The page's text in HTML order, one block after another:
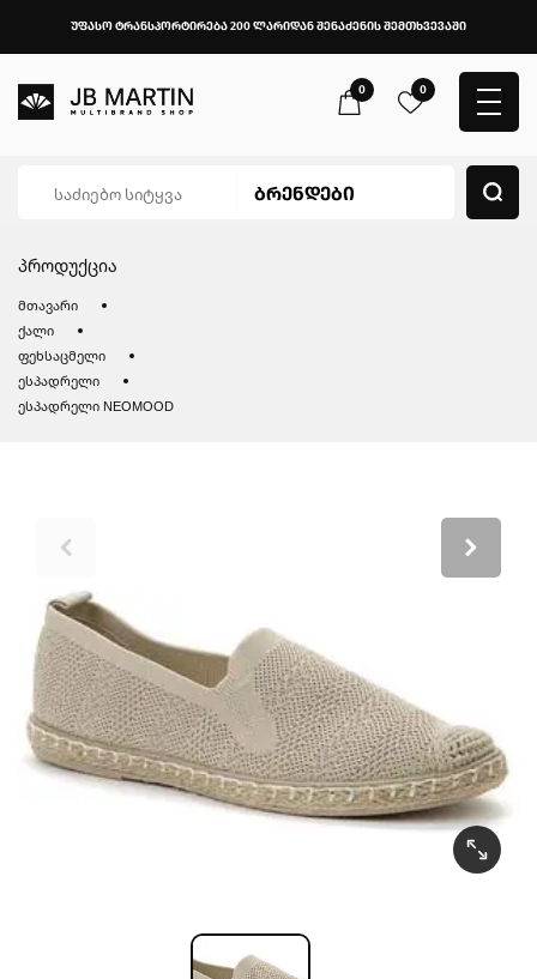
უფასო ტრანსპორტირება 200 ლარიდან შენაძენის შემთხვევაში
0 0
პროდუქცია
მთავარი
ქალი
ფეხსაცმელი
ესპადრელი
ესპადრელი NEOMOOD